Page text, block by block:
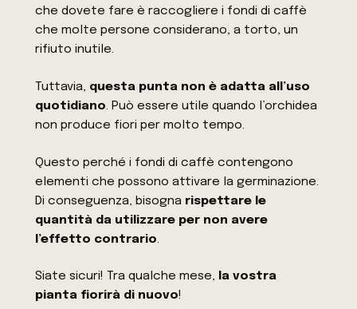
che dovete fare è raccogliere i fondi di caffè
che molte persone considerano, a torto, un
rifiuto inutile.
Tuttavia, questa punta non è adatta all’uso
quotidiano. Può essere utile quando l’orchidea
non produce fiori per molto tempo.
Questo perché i fondi di caffè contengono
elementi che possono attivare la germinazione.
Di conseguenza, bisogna rispettare le
quantità da utilizzare per non avere
l’effetto contrario.
Siate sicuri! Tra qualche mese, la vostra
pianta fiorirà di nuovo!